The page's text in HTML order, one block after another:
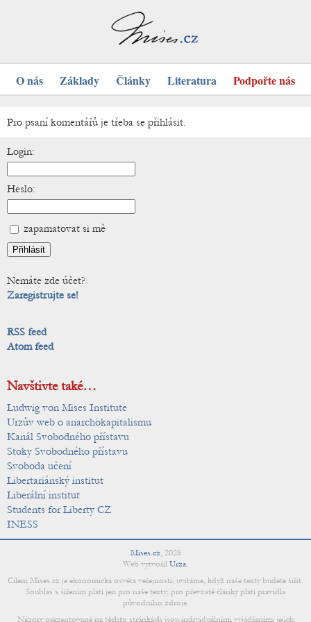
O nás Základy Články Literatura Podpořte nás
Pro psaní komentářů je třeba se přihlásit.
Login:
Heslo:
zapamatovat si mě
Nemáte zde účet?
Zaregistrujte se!
RSS feed
Atom feed
Navštivte také…
Ludwig von Mises Institute
Urzův web o anarchokapitalismu
Kanál Svobodného přístavu
Stoky Svobodného přístavu
Svoboda učení
Libertariánský institut
Liberální institut
Students for Liberty CZ
INESS
Mises.cz, 2026
Web vytvořil Urza.
Cílem Mises.cz je ekonomická osvěta veřejnosti; uvítáme, když naše texty budete šířit.
Souhlas s šířením platí jen pro naše texty; pro převzaté články platí pravidla
původního zdroje.
Názory prezentované na těchto stránkách jsou individuálními vyjádřeními jejich